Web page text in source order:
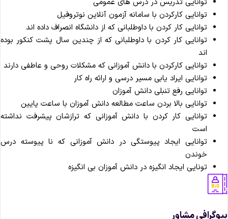
توانایی تدریس در درس های عمومی
توانایی کارکردن با سامانه آزمون آنلاین نوتروفیل
توانایی کار کردن با داوطلبانی که از دانشگاه انصراف داده اند
توانایی کار کردن با داوطلبانی که از چندین سال پشت کنکور بوده
اند
توانایی کارکردن با دانش آموزانی که مشکلات روحی و عاطفی دارند
توانایی ایراد یابی مسیر درسی و ارائه راه کار
توانایی رفع تنبلی دانش آموزان
توانایی بالا بردن ساعت مطالعه دانش آموزان با ساعت پایین
توانایی کار کردن با دانش آموزانی که ترازشان پیشرفت نداشته
است
توانایی ایجاد پیوستگی در دانش آموزانی که نا پیوسته درس
خوندن
تونایی ایجاد انگیزه در دانش آموزان بی انگیزه
مشاور